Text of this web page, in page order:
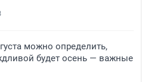
можно определить,
будет осень — важные